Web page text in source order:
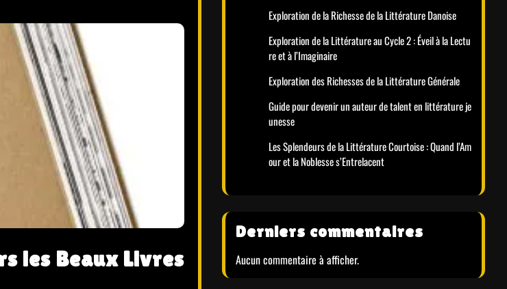
les Beaux Livres
Exploration de la Richesse de la Littérature Danoise
Exploration de la Littérature au Cycle 2 : Éveil à la Lectu
re et à l’Imaginaire
Exploration des Richesses de la Littérature Générale
Guide pour devenir un auteur de talent en littérature je
unesse
Les Splendeurs de la Littérature Courtoise : Quand l’Am
our et la Noblesse s’Entrelacent
Derniers commentaires
Aucun commentaire à afficher.